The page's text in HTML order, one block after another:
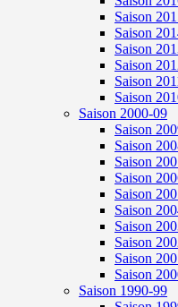
Saison
Saison
Saison
Saison
Saison
Saison
Saison 2000-09
Saison
Saison
Saison
Saison
Saison
Saison
Saison
Saison
Saison
Saison
Saison 1990-99